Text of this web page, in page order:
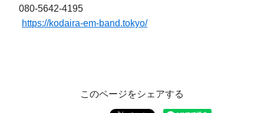
080-5642-4195
https://kodaira-em-band.tokyo/
このページをシェアする